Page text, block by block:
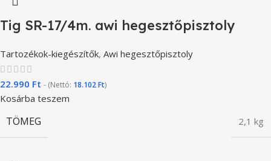
Tig SR-17/4m. awi hegesztőpisztoly
Tartozékok-kiegészítők, Awi hegesztőpisztoly
22.990 Ft - (Nettó: 18.102Ft)
Kosárba teszem
TÖMEG 2,1 kg